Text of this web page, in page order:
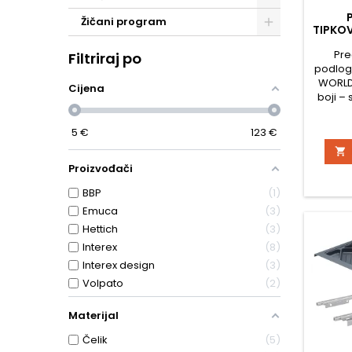
Žičani program
Filtriraj po
Cijena
5 € 123 €
Proizvođači
BBP
1
Emuca
3
Hettich
3
Interex
8
Interex design
3
Volpato
2
Materijal
Čelik
5
boji –
